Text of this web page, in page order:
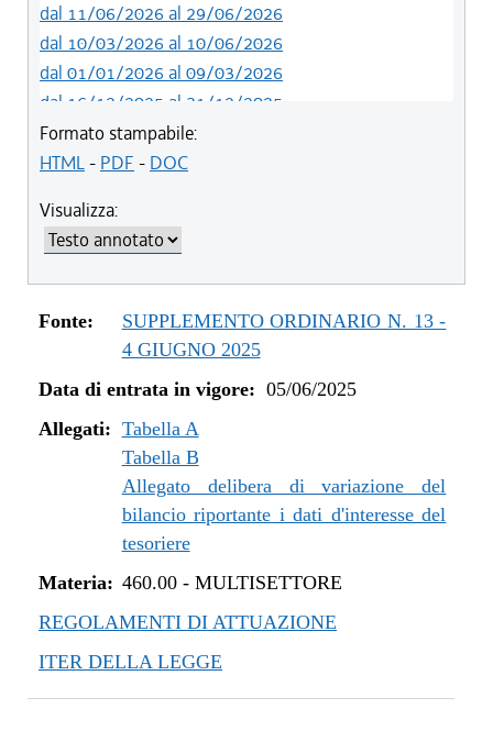
dal 11/06/2026 al 29/06/2026
dal 10/03/2026 al 10/06/2026
dal 01/01/2026 al 09/03/2026
dal 16/12/2025 al 31/12/2025
dal 05/06/2025 al 15/12/2025
Formato stampabile:
HTML- PDF - DOC
Visualizza:
Fonte:
SUPPLEMENTO ORDINARIO N. 13 -
4 GIUGNO 2025
Data di entrata in vigore: 05/06/2025
Allegati: Tabella A
Tabella B
Allegato delibera di variazione del
bilancio riportante i dati d'interesse del
tesoriere
Materia: 460.00- MULTISETTORE
REGOLAMENTI DI ATTUAZIONE
ITER DELLA LEGGE